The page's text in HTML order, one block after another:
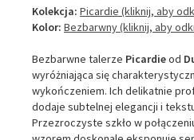
Kolekcja: Picardie (kliknij, aby
Kolor: Bezbarwny(kliknij, aby
Bezbarwne talerze Picardieod
wyróżniająca się
wykończeniem. Ich delikatnie
dodaje subtelnej elegancji i
Przezroczyste szkło w